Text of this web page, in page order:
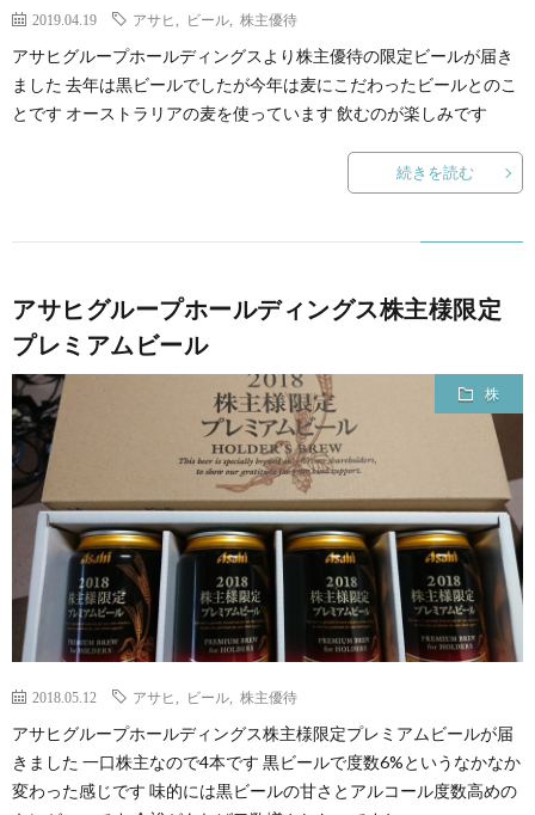
2019.04.19 アサヒ ビール 株主優待
アサヒグループホールディングスより株主優待の限定ビールが届き
ました 去年は黒ビールでしたが今年は麦にこだわったビールとのこ
とです オーストラリアの麦を使っています 飲むのが楽しみです
続きを読む
アサヒグループホールディングス株主様限定
プレミアムビール
株
2018.05.12 アサヒ ビール 株主優待
アサヒグループホールディングス株主様限定プレミアムビールが届
きました 一口株主なので4本です 黒ビールで度数6%というなかなか
変わった感じです 味的には黒ビールの甘さとアルコール度数高めの